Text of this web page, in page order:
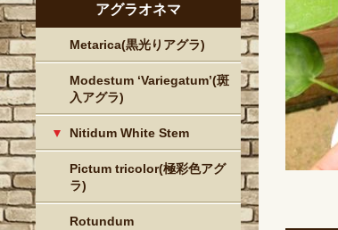
アグラオネマ
Metarica(黒光りアグラ)
Modestum ‘Variegatum’(斑
入アグラ)
Nitidum White Stem
Pictum tricolor(極彩色アグ
ラ)
Rotundum